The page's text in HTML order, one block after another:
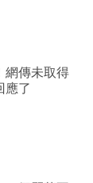
網傳未取得
了